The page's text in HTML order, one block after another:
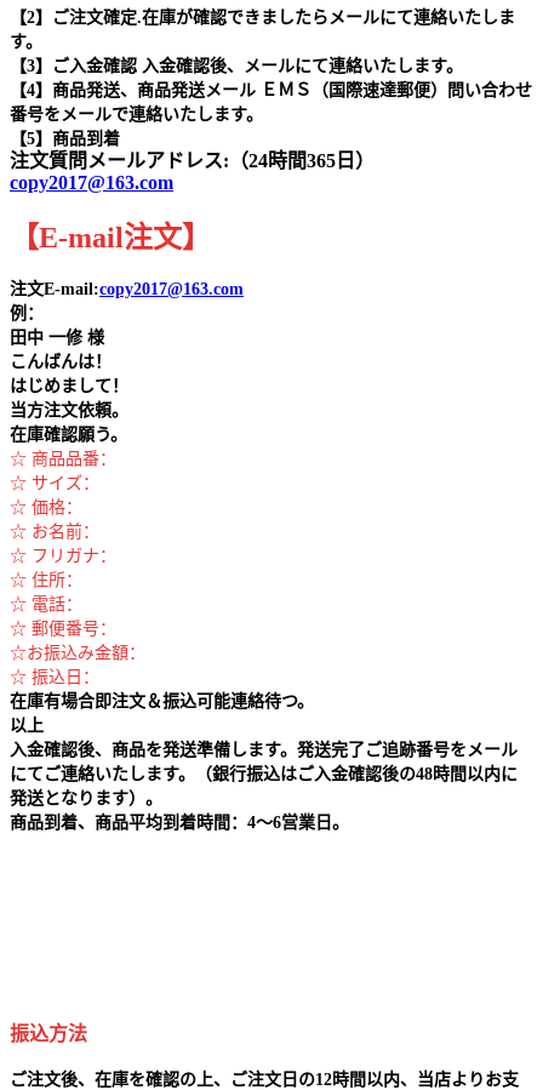
【2】ご注文確定.在庫が確認できましたらメールにて連絡いたしま
す。
【3】ご入金確認 入金確認後、メールにて連絡いたします。
【4】商品発送、商品発送メール ＥＭＳ（国際速達郵便）問い合わせ
番号をメールで連絡いたします。
【5】商品到着
注文質問メールアドレス:（24時間365日）
copy2017@163.com
【E-mail注文】
注文E-mail:copy2017@163.com
例：
田中 一修 様
こんばんは！
はじめまして！
当方注文依頼。
在庫確認願う。
☆ 商品品番：
☆ サイズ：
☆ 価格：
☆ お名前：
☆ フリガナ：
☆ 住所：
☆ 電話：
☆ 郵便番号：
☆お振込み金額：
☆ 振込日：
在庫有場合即注文＆振込可能連絡待つ。
以上
入金確認後、商品を発送準備します。発送完了ご追跡番号をメール
にてご連絡いたします。（銀行振込はご入金確認後の48時間以内に
発送となります）。
商品到着、商品平均到着時間：4～6営業日。
振込方法
ご注文後、在庫を確認の上、ご注文日の12時間以内、当店よりお支